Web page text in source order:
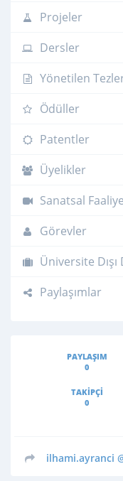
Projeler
Dersler
Yönetilen
Ödüller
Patentler
Üyelikler
Sanatsal
Görevler
Üniversite
Paylaşımlar
PAYLAŞIM
0
TAKIPÇI
0
ilhami.ayranci